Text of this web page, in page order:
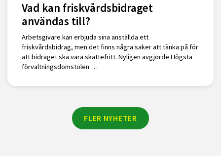
Vad kan friskvårdsbidraget
användas till?
Arbetsgivare kan erbjuda sina anställda ett
friskvårdsbidrag, men det finns några saker att tänka på för
att bidraget ska vara skattefritt. Nyligen avgjorde Högsta
förvaltningsdomstolen …
FLER NYHETER